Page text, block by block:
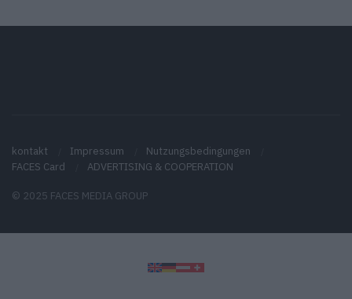
kontakt Impressum
Nutzungsbedingungen
FACES Card
ADVERTISING & COOPERATION
© 2025 FACES MEDIA GROUP